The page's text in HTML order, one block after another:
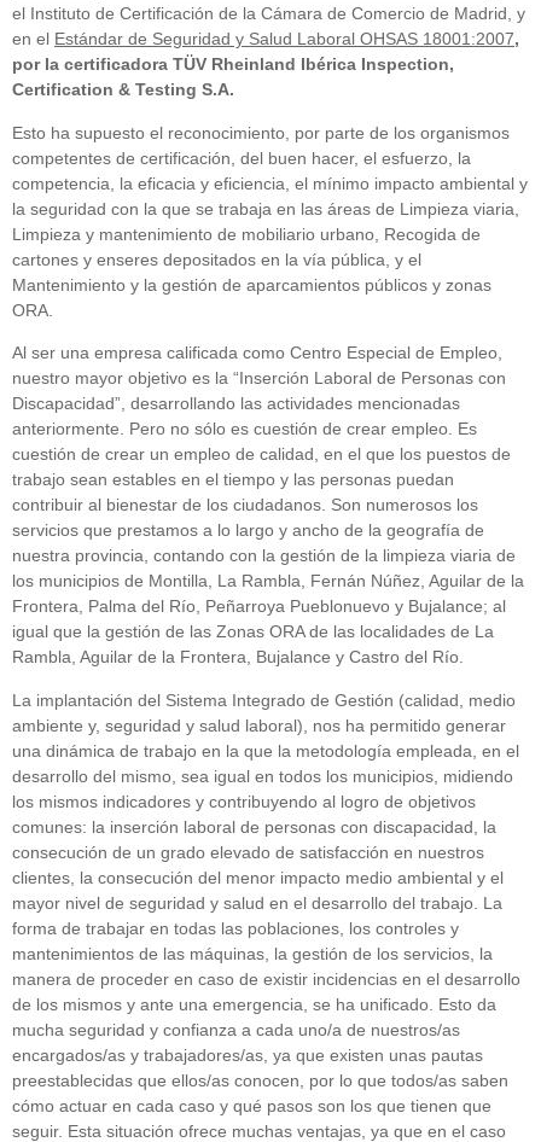
el Instituto de Certificación de la Cámara de Comercio de Madrid, y
en el Estándar de Seguridad y Salud Laboral OHSAS 18001:2007,
por la certificadora TÜV Rheinland Ibérica Inspection,
Certification & Testing S.A.
Esto ha supuesto el reconocimiento, por parte de los organismos
competentes de certificación, del buen hacer, el esfuerzo, la
competencia, la eficacia y eficiencia, el mínimo impacto ambiental y
la seguridad con la que se trabaja en las áreas de Limpieza viaria,
Limpieza y mantenimiento de mobiliario urbano, Recogida de
cartones y enseres depositados en la vía pública, y el
Mantenimiento y la gestión de aparcamientos públicos y zonas
ORA.
Al ser una empresa calificada como Centro Especial de Empleo,
nuestro mayor objetivo es la “Inserción Laboral de Personas con
Discapacidad”, desarrollando las actividades mencionadas
anteriormente. Pero no sólo es cuestión de crear empleo. Es
cuestión de crear un empleo de calidad, en el que los puestos de
trabajo sean estables en el tiempo y las personas puedan
contribuir al bienestar de los ciudadanos. Son numerosos los
servicios que prestamos a lo largo y ancho de la geografía de
nuestra provincia, contando con la gestión de la limpieza viaria de
los municipios de Montilla, La Rambla, Fernán Núñez, Aguilar de la
Frontera, Palma del Río, Peñarroya Pueblonuevo y Bujalance; al
igual que la gestión de las Zonas ORA de las localidades de La
Rambla, Aguilar de la Frontera, Bujalance y Castro del Río.
La implantación del Sistema Integrado de Gestión (calidad, medio
ambiente y, seguridad y salud laboral), nos ha permitido generar
una dinámica de trabajo en la que la metodología empleada, en el
desarrollo del mismo, sea igual en todos los municipios, midiendo
los mismos indicadores y contribuyendo al logro de objetivos
comunes: la inserción laboral de personas con discapacidad, la
consecución de un grado elevado de satisfacción en nuestros
clientes, la consecución del menor impacto medio ambiental y el
mayor nivel de seguridad y salud en el desarrollo del trabajo. La
forma de trabajar en todas las poblaciones, los controles y
mantenimientos de las máquinas, la gestión de los servicios, la
manera de proceder en caso de existir incidencias en el desarrollo
de los mismos y ante una emergencia, se ha unificado. Esto da
mucha seguridad y confianza a cada uno/a de nuestros/as
encargados/as y trabajadores/as, ya que existen unas pautas
preestablecidas que ellos/as conocen, por lo que todos/as saben
cómo actuar en cada caso y qué pasos son los que tienen que
seguir. Esta situación ofrece muchas ventajas, ya que en el caso